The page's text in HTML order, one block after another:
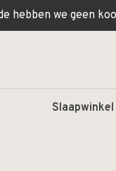
hebben we geen
Slaapwinkel